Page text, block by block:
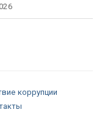
коррупции